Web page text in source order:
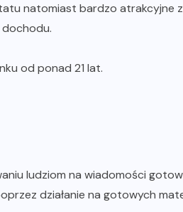
natomiast bardzo atrakcyjne
od ponad 21 lat.
ludziom na wiadomości
działanie na gotowych